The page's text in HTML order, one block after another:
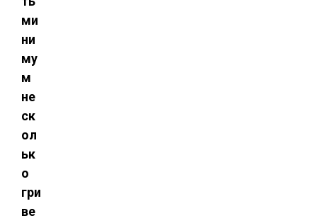
ми
ни
му
м
не
ск
ол
ьк
о
гри
ве